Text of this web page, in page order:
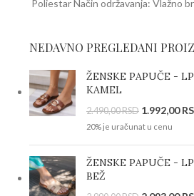
Poliestar Način održavanja: Vlažno
NEDAVNO PREGLEDANI
ŽENSKE PAPUČE -
KAMEL
2.490,00RSD 1.992,00
20% je uračunat u cenu
ŽENSKE PAPUČE -
BEŽ